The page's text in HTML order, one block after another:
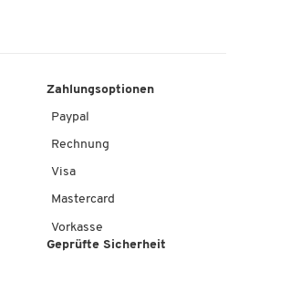
Zahlungsoptionen
Paypal
Rechnung
Visa
Mastercard
Vorkasse
Geprüfte Sicherheit